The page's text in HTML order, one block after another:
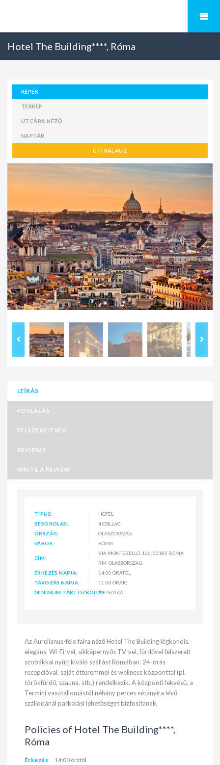
Hotel The Building****, Róma
KÉPEK
TERKÉP
UTCÁRA NÉZŐ
NAPTÁR
ÚTI KALAUZ
Previous Next
LEÍRÁS
FOGLALÁS
FELSZERELTSÉG
REVIEWS
WRITE A REVIEW
TÍPUS:
HOTEL
BESOROLÁS:
4 CSILLAG
ORSZÁG:
OLASZORSZÁG
VÁROS:
RÓMA
CÍM:
VIA MONTEBELLO, 126, 00185 ROMA
RM, OLASZORSZÁG
ÉRKEZÉS NAPJA:
14:00 ÓRÁTÓL
TÁVOZÁS NAPJA:
11:00 ÓRÁIG
MINIMUM TARTOZKODÁS:2 ÉJSZAKA
Az Aurelianus-féle falra néző Hotel The Building légkondis,
elegáns, Wi-Fi-vel, síkképernyős TV-vel, fürdővel felszerelt
szobákkal nyújt kiváló szállást Rómában. 24-órás
recepcióval, saját étteremmel és wellness központtal (pl.
törökfürdő, szauna, stb.) rendelkezik. A központi fekvésű, a
Termini vasútállomástól néhány perces sétányira lévő
szállodánál parkolási lehetőséget biztosítanak.
Policies of Hotel The Building****,
Róma
Érkezés
14:00 órától